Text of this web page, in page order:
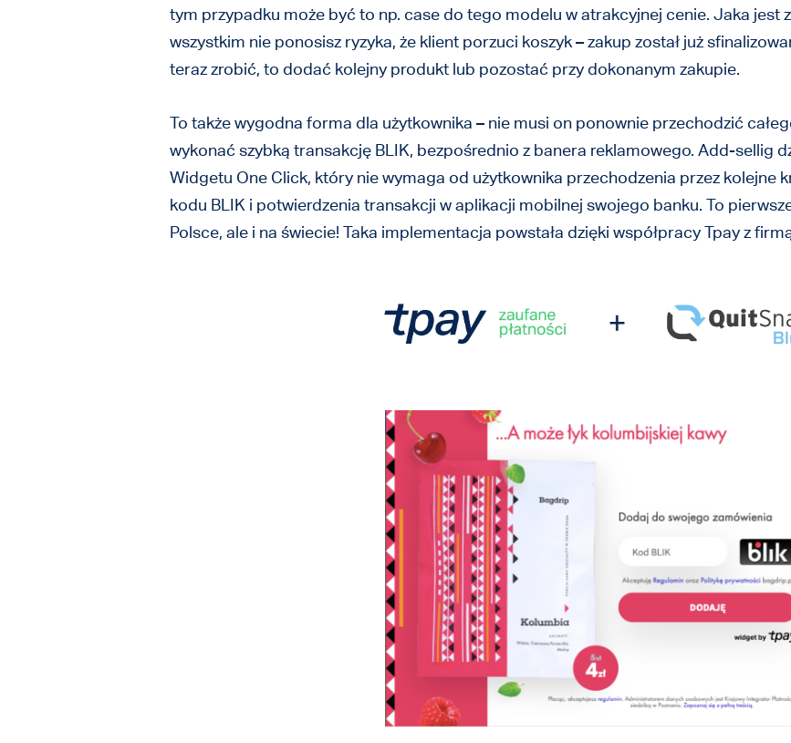
tym przypadku może być to np. case do tego modelu w atrakcyjnej cenie. Jaka jest
wszystkim nie ponosisz ryzyka, że klient porzuci koszyk – zakup został już
teraz zrobić, to dodać kolejny produkt lub pozostać przy dokonanym zakupie.
To także wygodna forma dla użytkownika – nie musi on ponownie przechodzić
wykonać szybką transakcję BLIK, bezpośrednio z banera reklamowego. Add-sellig
Widgetu One Click, który nie wymaga od użytkownika przechodzenia przez kolejne
kodu BLIK i potwierdzenia transakcji w aplikacji mobilnej swojego banku. To
Polsce, ale i na świecie! Taka implementacja powstała dzięki współpracy Tpay z